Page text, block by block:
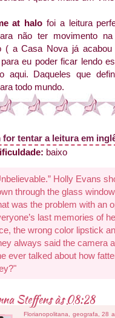
at halo foi a leitura
não ter movimento
( a Casa Nova já
eu poder ficar lendo
aqui. Daqueles que
todo mundo.
for tentar a leitura em
baixo
Holly Evans
through the glass
was the problem with an
last memories of
the wrong color lipstick
always said the camera
ever talked about how
Steffensàs08:28
Florianopolitana, geografa, 28